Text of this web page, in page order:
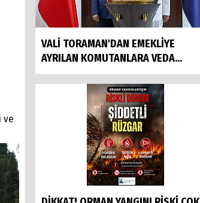
ve
VALİ TORAMAN'DAN EMEKLİYE
AYRILAN KOMUTANLARA VEDA...